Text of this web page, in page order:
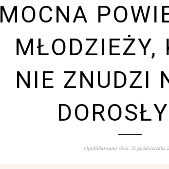
MOCNA
MŁODZIEŻY,
NIE ZNUDZI
Opublikowano dnia: 21 października